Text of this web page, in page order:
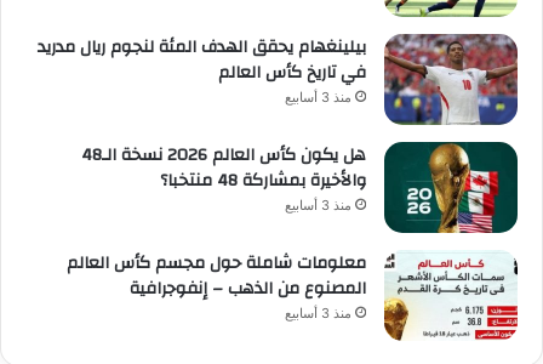
بيلينغهام يحقق الهدف المئة لنجوم ريال مدريد
في تاريخ كأس العالم
منذ 3 أسابيع
هل يكون كأس العالم 2026 نسخة الـ48
والأخيرة بمشاركة 48 منتخبا؟
منذ 3 أسابيع
معلومات شاملة حول مجسم كأس العالم
المصنوع من الذهب – إنفوجرافية
منذ 3 أسابيع